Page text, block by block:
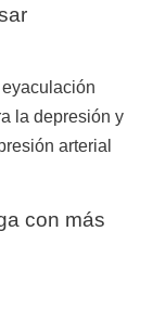
la depresión y
arterial
con más